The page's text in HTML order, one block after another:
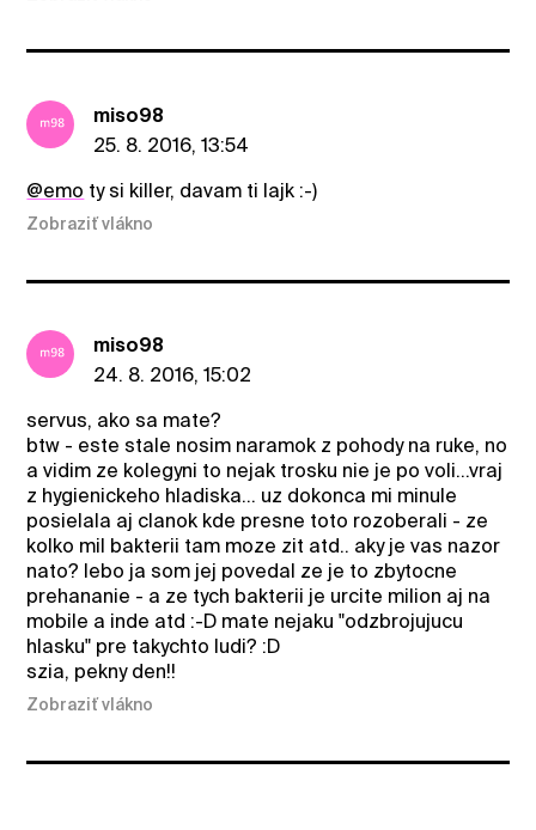
miso98
25. 8. 2016, 13:54
@emo ty si killer, davam ti lajk :-)
Zobraziť vlákno
miso98
24. 8. 2016, 15:02
servus, ako sa mate?
btw - este stale nosim naramok z pohody na ruke, no
a vidim ze kolegyni to nejak trosku nie je po voli...vraj
z hygienickeho hladiska... uz dokonca mi minule
posielala aj clanok kde presne toto rozoberali - ze
kolko mil bakterii tam moze zit atd.. aky je vas nazor
nato? lebo ja som jej povedal ze je to zbytocne
prehananie - a ze tych bakterii je urcite milion aj na
mobile a inde atd :-D mate nejaku "odzbrojujucu
hlasku" pre takychto ludi? :D
szia, pekny den!!
Zobraziť vlákno